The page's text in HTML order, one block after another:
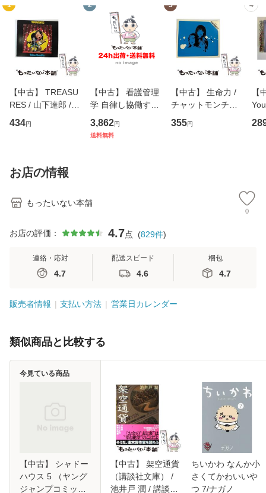
1
【中古】 TREASU
RES / 山下達郎 /
イーストウエス
ト・ジャパン [CD]
434円
2
【中古】 看護管理
学 自律し協働する
専門職の看護マネ
ジメントスキル 改
3,862円
送料無料
3
【中古】 生命力 /
チャットモンチー /
キューンレコード
[CD]【メール便送
355円
4
【
のが
お店の情報
もったいない本舗
0
お店の評価： 4.7点 (829件)
連絡・応対
4.7
配送スピード
4.6
梱包
4.7
販売者情報 支払い方法 営業日カレンダー
類似商品と比較する
【中古】 シャドー
ハウス 5 （ヤング
ジャンプコミック
今見ている商品
【中古】 架空通貨
（講談社文庫） /
池井戸 潤 / 講談社
ちいかわ なんか小
さくてかわいいや
つ 7/ナガノ